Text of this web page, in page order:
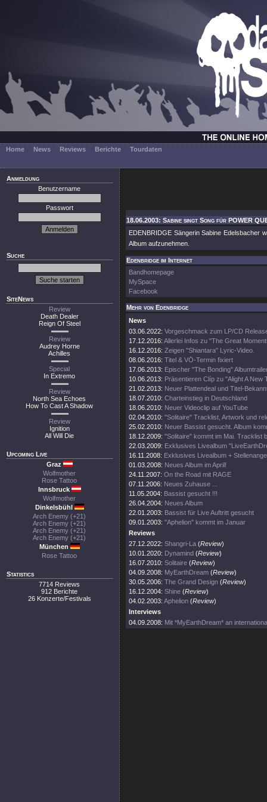
Home News Reviews Berichte Tourdaten
Anmeldung
Benutzername
Passwort
Suche
SiteNews
Review
Death Dealer
Reign Of Steel
Review
Audrey Horne
Achilles
Special
In Extremo
Review
North Sea Echoes
How To Cast A Shadow
Review
Ignition
All Will Die
Upcoming Live
Graz
Wolfmother
Rose Tattoo
Innsbruck
Wolfmother
Dinkelsbühl
Arch Enemy (+21)
Arch Enemy (+21)
Arch Enemy (+21)
Arch Enemy (+21)
München
Rose Tattoo
Statistics
7714 Reviews
912 Berichte
26 Konzerte/Festivals
18.06.2003: Sabine singt Song für POWER
EDENBRIDGE Sängerin Sabine Edelsbacher
Album aufzunehmen.
Edenbridge im Internet
Bandhomepage
MySpace
Facebook
Mehr von Edenbridge
News
03.06.2022: Vorgeschmack zum LP/CD
17.12.2016: Allerlei Infos zu "The Great
16.12.2016: Zeigen "Shiantara" Lyric-Video.
08.06.2016: Titel & VÖ-Termin fixiert
17.06.2013: Epischer "The Bonding"
10.06.2013: Präsentieren Clíp zu "Alight A New
21.02.2013: Neuer Plattendeal und Titel-
18.07.2010: Charteinstieg in Deutschland
18.06.2010: Neuer Videoclip auf YouTube
02.04.2010: "Solitaire" Tracklist, Artwork und
25.02.2010: Neuer Bassist gesucht. Album
18.12.2009: "Solitaire" kommt im Mai. Tracklist
22.03.2009: Exklusives Livealbum
16.11.2008: Exklusives Livealbum +
01.03.2008: Neues Album im April!
24.11.2007: On the Road mit RAGE
07.11.2006: Neues Zuhause ...
11.05.2004: Bassist gesucht !!!
26.04.2004: Neues Album
22.01.2003: Bassist für Live Auftritt gesucht
09.01.2003: "Aphelion" kommt im Januar
Reviews
27.12.2022: Shangri-La (Review)
10.01.2020: Dynamind (Review)
16.07.2010: Solitaire (Review)
04.09.2008: MyEarthDream (Review)
30.05.2006: The Grand Design (Review)
16.12.2004: Shine (Review)
04.02.2003: Aphelion (Review)
Interviews
04.09.2008: Mit *MyEarthDream* an